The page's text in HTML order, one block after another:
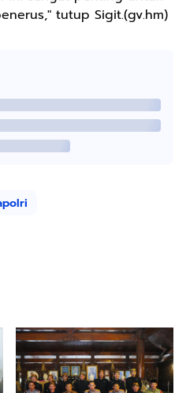
tutup Sigit.(gv.hm)